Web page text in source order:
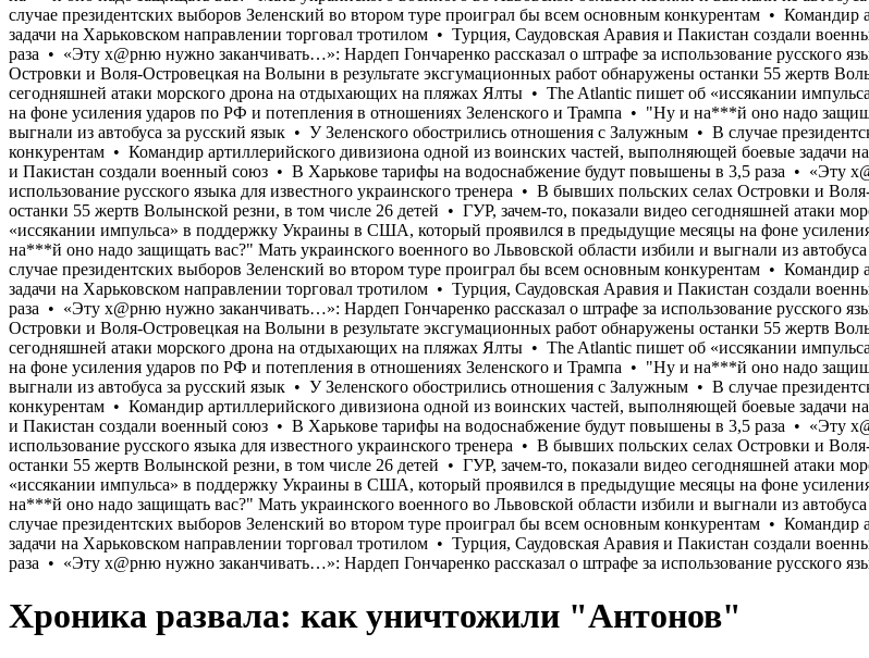
Хроника развала: как уничтожили "Антонов"